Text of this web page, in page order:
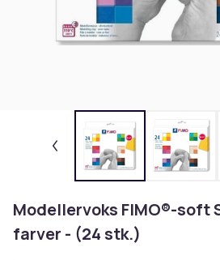
Modellervoks FIMO®-soft
farver - (24 stk.)